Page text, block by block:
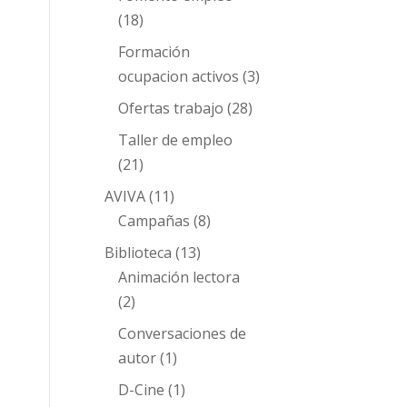
(18)
Formación
ocupacion activos (3)
Ofertas trabajo (28)
Taller de empleo
(21)
AVIVA(11)
Campañas (8)
Biblioteca (13)
Animación lectora
(2)
Conversaciones de
autor(1)
D-Cine (1)